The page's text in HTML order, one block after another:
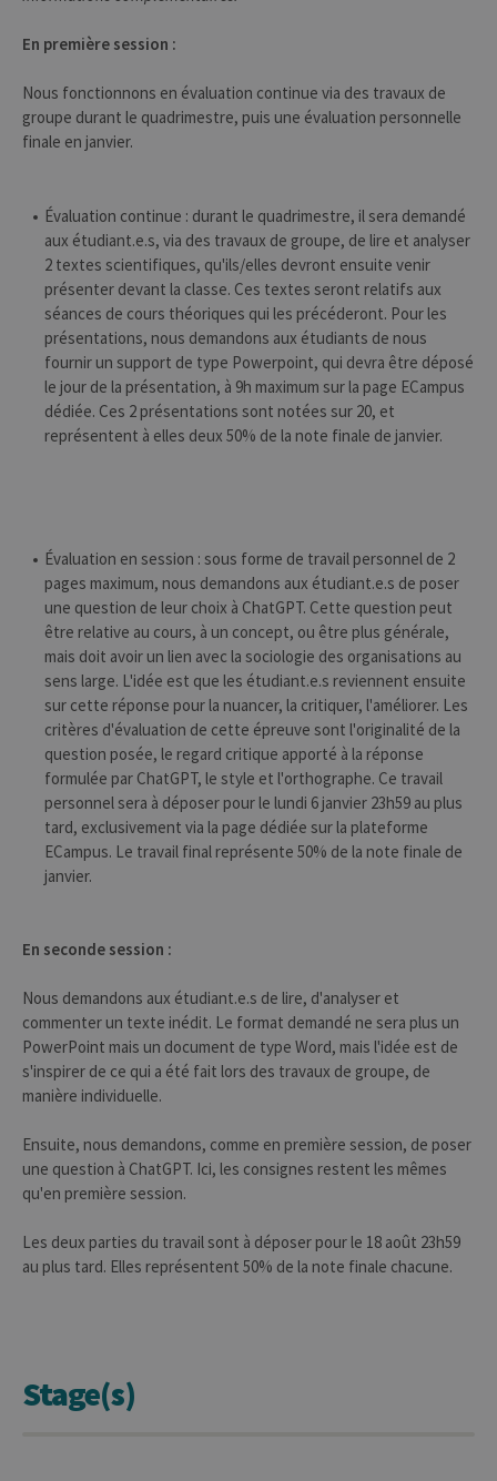
En première session :
Nous fonctionnons en évaluation continue via des travaux de
groupe durant le quadrimestre, puis une évaluation personnelle
finale en janvier.
Évaluation continue : durant le quadrimestre, il sera demandé
aux étudiant.e.s, via des travaux de groupe, de lire et analyser
2 textes scientifiques, qu'ils/elles devront ensuite venir
présenter devant la classe. Ces textes seront relatifs aux
séances de cours théoriques qui les précéderont. Pour les
présentations, nous demandons aux étudiants de nous
fournir un support de type Powerpoint, qui devra être déposé
le jour de la présentation, à 9h maximum sur la page ECampus
dédiée. Ces 2 présentations sont notées sur 20, et
représentent à elles deux 50% de la note finale de janvier.
Évaluation en session : sous forme de travail personnel de 2
pages maximum, nous demandons aux étudiant.e.s de poser
une question de leur choix à ChatGPT. Cette question peut
être relative au cours, à un concept, ou être plus générale,
mais doit avoir un lien avec la sociologie des organisations au
sens large. L'idée est que les étudiant.e.s reviennent ensuite
sur cette réponse pour la nuancer, la critiquer, l'améliorer. Les
critères d'évaluation de cette épreuve sont l'originalité de la
question posée, le regard critique apporté à la réponse
formulée par ChatGPT, le style et l'orthographe. Ce travail
personnel sera à déposer pour le lundi 6 janvier 23h59 au plus
tard, exclusivement via la page dédiée sur la plateforme
ECampus. Le travail final représente 50% de la note finale de
janvier.
En seconde session :
Nous demandons aux étudiant.e.s de lire, d'analyser et
commenter un texte inédit. Le format demandé ne sera plus un
PowerPoint mais un document de type Word, mais l'idée est de
s'inspirer de ce qui a été fait lors des travaux de groupe, de
manière individuelle.
Ensuite, nous demandons, comme en première session, de poser
une question à ChatGPT. Ici, les consignes restent les mêmes
qu'en première session.
Les deux parties du travail sont à déposer pour le 18 août 23h59
au plus tard. Elles représentent 50% de la note finale chacune.
Stage(s)
Domaine
_pk_id
InnoCraft
1 an
Ce nom de
Matomo. Il est
aider les
propriétaires
de sites Web à
suivre le
comportement
des visiteurs et
à mesurer les
performances
du site. Il s'agit
d'un cookie de
type modèle,
où le préfixe
_pk_id est
suivi d'une
le domaine
cookie.
_pk_ses
Ltd
.uliege.be
30
minutes
Ce nom de
cookie est
associé à la
plateforme
d'analyse Web
open source
Matomo. Il est
utilisé pour
aider les
propriétaires
de sites Web à
suivre le
comportement
des visiteurs et
à mesurer les
performances
lettres, ce qui
est considéré
comme un
code de
référence pour
le domaine
définissant le
Ltd
.uliege.be
cookie est
associé à la
plateforme
utilisé pour
aider les
propriétaires